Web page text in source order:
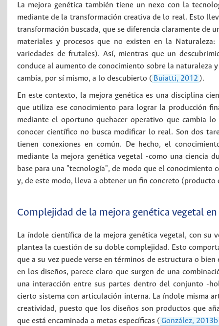
La mejora genética también tiene un nexo con la
mediante de la transformación creativa de lo real. Esto
transformación buscada, que se diferencia claramente de
materiales y procesos que no existen en la
variedades de frutales). Así, mientras que un
conduce al aumento de conocimiento sobre la naturaleza
cambia, por sí mismo, a lo descubierto ( Buiatti, 2012 ).
En este contexto, la mejora genética es una disciplina
que utiliza ese conocimiento para lograr la producción
mediante el oportuno quehacer operativo que cambia
conocer científico no busca modificar lo real. Son dos
tienen conexiones en común. De hecho, el
mediante la mejora genética vegetal -como una ciencia
base para una "tecnología", de modo que el
y, de este modo, lleva a obtener un fin concreto (producto
Complejidad de la mejora genética vegetal
La índole científica de la mejora genética vegetal, con su
plantea la cuestión de su doble complejidad. Esto
que a su vez puede verse en términos de estructura o
en los diseños, parece claro que surgen de una
una interacción entre sus partes dentro del conjunto -
cierto sistema con articulación interna. La índole misma
creatividad, puesto que los diseños son productos que
que está encaminada a metas específicas ( González, 2013b